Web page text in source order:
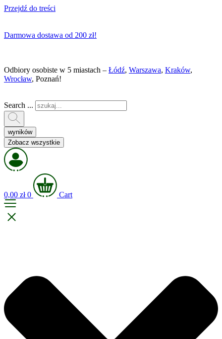
Przejdź do treści
Darmowa dostawa od 200 zł!
Odbiory osobiste w 5 miastach – Łódź, Warszawa, Kraków,
Wrocław, Poznań!
Search ...
wyników
Zobacz wszystkie
0,00 zł 0 Cart